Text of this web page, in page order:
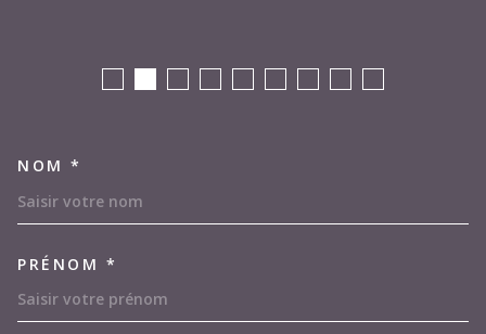
NOM *
PRÉNOM *